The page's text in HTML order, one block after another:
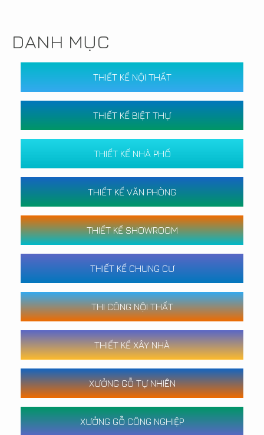
DANH MỤC
THIẾT KẾ NỘI THẤT
THIẾT KẾ BIỆT THỰ
THIẾT KẾ NHÀ PHỐ
THIẾT KẾ VĂN PHÒNG
THIẾT KẾ SHOWROOM
THIẾT KẾ CHUNG CƯ
THI CÔNG NỘI THẤT
THIẾT KẾ XÂY NHÀ
XƯỞNG GỖ TỰ NHIÊN
XƯỞNG GỖ CÔNG NGHIỆP